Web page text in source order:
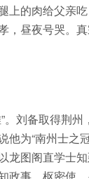
的肉给父亲
昼夜号哭。真
刘备取得荆
为“南州士之
龙图阁直学士